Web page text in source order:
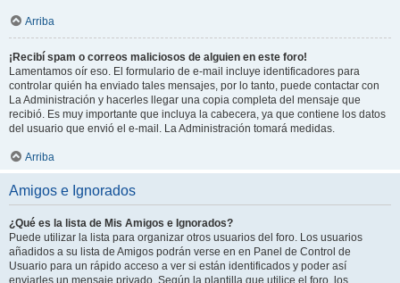
Arriba
¡Recibí spam o correos maliciosos de alguien en este foro!
Lamentamos oír eso. El formulario de e-mail incluye identificadores para
controlar quién ha enviado tales mensajes, por lo tanto, puede contactar con
La Administración y hacerles llegar una copia completa del mensaje que
recibió. Es muy importante que incluya la cabecera, ya que contiene los datos
del usuario que envió el e-mail. La Administración tomará medidas.
Arriba
Amigos e Ignorados
¿Qué es la lista de Mis Amigos e Ignorados?
Puede utilizar la lista para organizar otros usuarios del foro. Los usuarios
añadidos a su lista de Amigos podrán verse en en Panel de Control de
Usuario para un rápido acceso a ver si están identificados y poder así
enviarles un mensaje privado. Según la plantilla que utilice el foro, los